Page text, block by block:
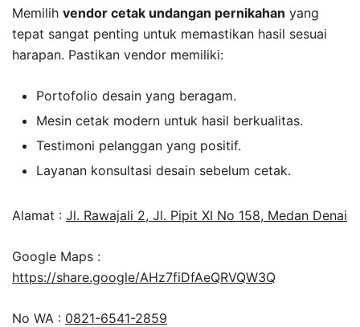
Memilih vendor cetak undangan pernikahan yang
tepat sangat penting untuk memastikan hasil sesuai
harapan. Pastikan vendor memiliki:
Portofolio desain yang beragam.
Mesin cetak modern untuk hasil berkualitas.
Testimoni pelanggan yang positif.
Layanan konsultasi desain sebelum cetak.
Alamat : Jl. Rawajali 2, Jl. Pipit XI No 158, Medan Denai
Google Maps :
https://share.google/AHz7fiDfAeQRVQW3Q
No WA : 0821-6541-2859